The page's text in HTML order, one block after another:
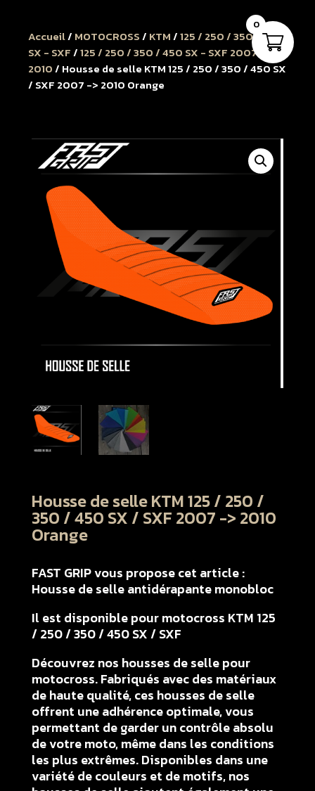
Accueil/ MOTOCROSS/ KTM/125 / 250 / 350 / 450
SX - SXF/125 / 250 / 350 / 450 SX - SXF 2007 à
2010/ Housse de selle KTM 125 / 250 / 350 / 450 SX
/ SXF 2007 -> 2010 Orange
Housse de selle KTM 125 / 250 /
350 / 450 SX / SXF 2007 -> 2010
Orange
FAST GRIP vous propose cet article :
Housse de selle antidérapante monobloc
Il est disponible pour motocross KTM 125
/ 250 / 350 / 450 SX / SXF
Découvrez nos housses de selle pour
motocross. Fabriqués avec des matériaux
de haute qualité, ces housses de selle
offrent une adhérence optimale, vous
permettant de garder un contrôle absolu
de votre moto, même dans les conditions
les plus extrêmes. Disponibles dans une
variété de couleurs et de motifs, nos
0